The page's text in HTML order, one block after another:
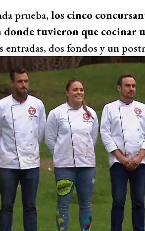
prueba, los cinco
donde tuvieron que cocinar
entradas, dos fondos y un